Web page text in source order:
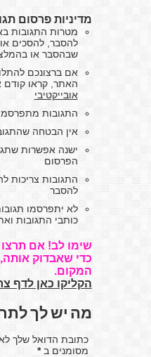
מדיניות פרסום
מטרות התגובות
להסבר, להסכים
שבהסבר או
אם ברצונכם
האתר, קראו
אובייקטיבי
התגובות
אין הבטחה
ישנה אפשרות
הפרסום
התגובות צריכות
להסבר
לא יתפרסמו
כותבי התגובות
שימו לב! אם
כדי שאבדוק
המקום.
הקליקו כאן לדף
מה יש לך
כתובת הדואל שלך
מסומנים ב*